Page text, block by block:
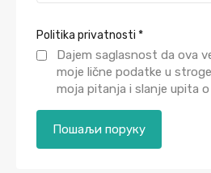
Politika privatnosti *
Dajem saglasnost da ova
moje lične podatke u
moja pitanja i slanje upita